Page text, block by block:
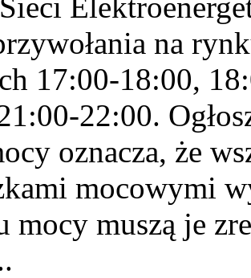
na
17:00-18:00,
22:00.
oznacza, że
mocowymi
mocy muszą je